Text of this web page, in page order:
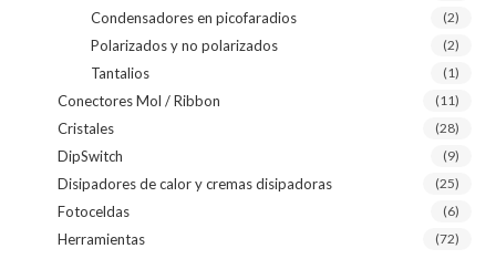
Condensadores en picofaradios (2)
Polarizados y no polarizados (2)
Tantalios (1)
Conectores Mol / Ribbon (11)
Cristales (28)
DipSwitch (9)
Disipadores de calor y cremas disipadoras (25)
Fotoceldas (6)
Herramientas (72)